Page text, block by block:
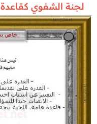
لجنة الشفوي كقاعدة